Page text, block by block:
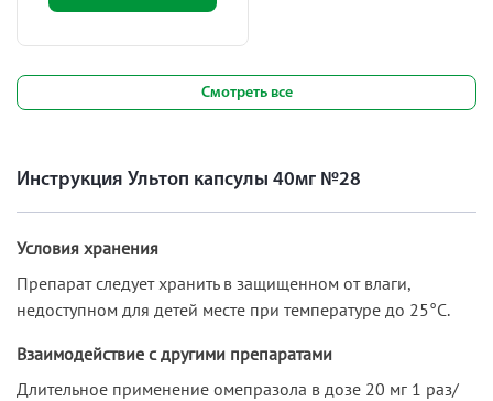
Смотреть все
Инструкция Ультоп капсулы 40мг №28
Условия хранения
Препарат следует хранить в защищенном от влаги,
недоступном для детей месте при температуре до 25°C.
Взаимодействие с другими препаратами
Длительное применение омепразола в дозе 20 мг 1 раз/